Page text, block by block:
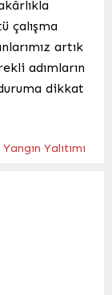
çalışma
artık
adımların
dikkat